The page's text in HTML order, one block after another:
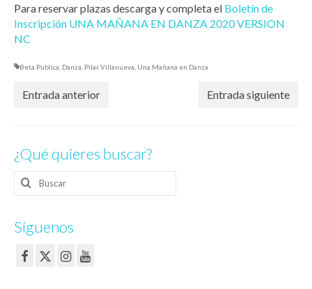
Para reservar plazas descarga y completa el Boletín de
Inscripción UNA MAÑANA EN DANZA 2020 VERSION
NC
Beta Publica Danza Pilar Villanueva Una Mañana en Danza
Entrada anterior Entrada siguiente
¿Qué quieres buscar?
Buscar
por:
Síguenos